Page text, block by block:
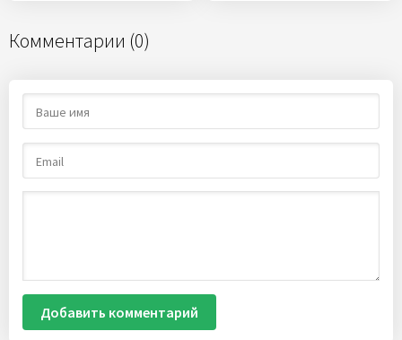
Комментарии (0)
Добавить комментарий